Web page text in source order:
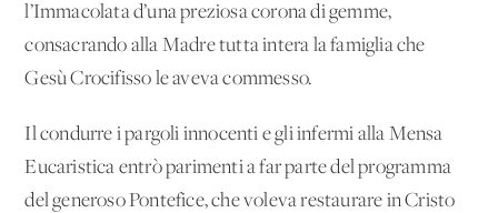
l’Immacolata d’una preziosa corona di gemme,
consacrando alla Madre tutta intera la famiglia che
Gesù Crocifisso le aveva commesso.
Il condurre i pargoli innocenti e gli infermi alla Mensa
Eucaristica entrò parimenti a far parte del programma
del generoso Pontefice, che voleva restaurare in Cristo